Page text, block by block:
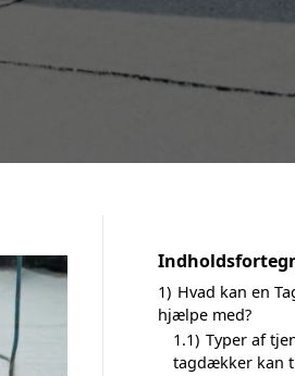
1) Hvad kan en
hjælpe med?
1.1) Typer af
tagdækker kan